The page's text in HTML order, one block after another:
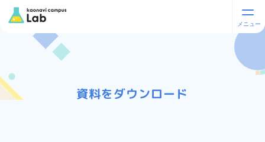
資料をダウンロード